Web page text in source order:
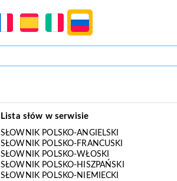
Lista słów w serwisie
SŁOWNIK POLSKO-ANGIELSKI
SŁOWNIK POLSKO-FRANCUSKI
SŁOWNIK POLSKO-WŁOSKI
SŁOWNIK POLSKO-HISZPAŃSKI
SŁOWNIK POLSKO-NIEMIECKI